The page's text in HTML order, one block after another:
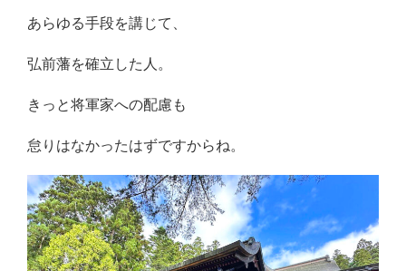
あらゆる手段を講じて、
弘前藩を確立した人。
きっと将軍家への配慮も
怠りはなかったはずですからね。